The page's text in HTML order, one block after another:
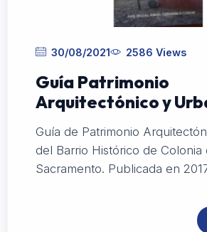
30/08/2021 2586 Views
Guía Patrimonio
Arquitectónico y
Guía de Patrimonio
del Barrio Histórico de Colonia
Sacramento. Publicada en